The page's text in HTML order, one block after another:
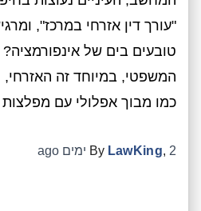
"עורך דין אזרחי במרכז",
טובעים בים של אינפורמציה?
המשפטי, במיוחד זה האזרחי,
כמו מבוך אפלולי עם מפלצות
By LawKing, 2 ימים ago